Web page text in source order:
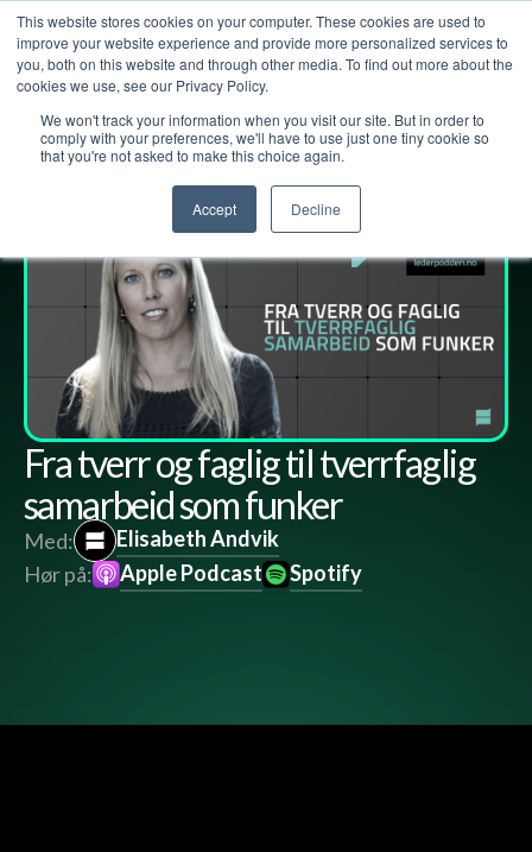
This website stores cookies on your computer. These cookies are used to
improve your website experience and provide more personalized services to
you, both on this website and through other media. To find out more about the
cookies we use, see our Privacy Policy.
We won't track your information when you visit our site. But in order to
comply with your preferences, we'll have to use just one tiny cookie so
that you're not asked to make this choice again.
Accept Decline
Lederpodden 4mai2023 172 Del
Fra tverr og faglig til tverrfaglig
samarbeid som funker
Med:
Elisabeth Andvik
Hør på:
Apple Podcast Spotify